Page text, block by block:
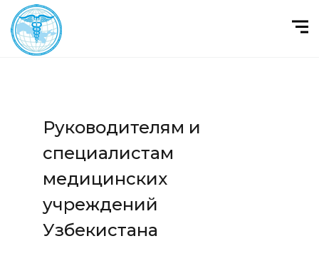
Руководителям и
специалистам
медицинских
учреждений
Узбекистана